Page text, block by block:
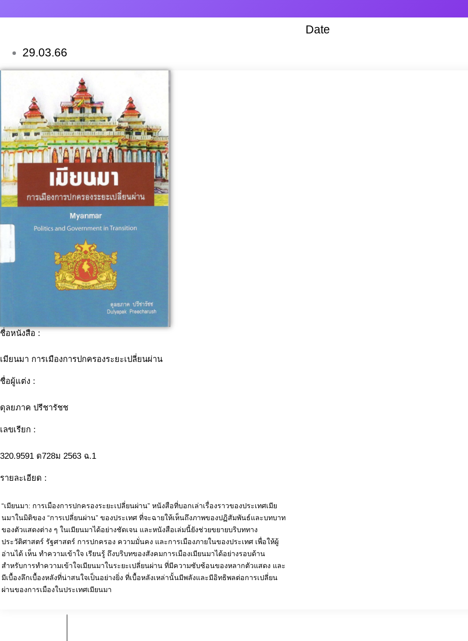
Date
29.03.66
ชื่อหนังสือ :
เมียนมา การเมืองการปกครองระยะเปลี่ยนผ่าน
ชื่อผู้แต่ง :
ดุลยภาค ปรีชารัชช
เลขเรียก :
320.9591 ด728ม 2563 ฉ.1
รายละเอียด :
“เมียนมา: การเมืองการปกครองระยะเปลี่ยนผ่าน” หนังสือที่บอกเล่าเรื่องราวของประเทศเมีย
นมาในมิติของ “การเปลี่ยนผ่าน” ของประเทศ ที่จะฉายให้เห็นถึงภาพของปฏิสัมพันธ์และบทบาท
ของตัวแสดงต่าง ๆ ในเมียนมาได้อย่างชัดเจน และหนังสือเล่มนี้ยังช่วยขยายบริบททาง
ประวัติศาสตร์ รัฐศาสตร์ การปกครอง ความมั่นคง และการเมืองภายในของประเทศ เพื่อให้ผู้
อ่านได้ เห็น ทำความเข้าใจ เรียนรู้ ถึงบริบทของสังคมการเมืองเมียนมาได้อย่างรอบด้าน
สำหรับการทำความเข้าใจเมียนมาในระยะเปลี่ยนผ่าน ที่มีความซับซ้อนของหลากตัวแสดง และ
มีเบื้องลึกเบื้องหลังที่น่าสนใจเป็นอย่างยิ่ง ที่เบื้อหลังเหล่านั้นมีพลังและมีอิทธิพลต่อการเปลี่ยน
ผ่านของการเมืองในประเทศเมียนมา